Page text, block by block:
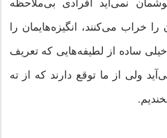
نمی‌آید افرادی بی‌ملاحظه
خراب می‌کنند، انگیزه‌هایمان را
ساده از لطیفه‌هایی که تعریف
ولی از ما توقع دارند که از ته